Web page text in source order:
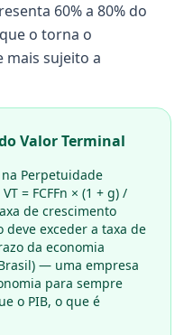
60% a 80% do
o torna o
mais sujeito a
Valor Terminal
Perpetuidade
= FCFFn × (1 + g) /
de crescimento
deve exceder a taxa de
da economia
— uma empresa
para sempre
o PIB, o que é